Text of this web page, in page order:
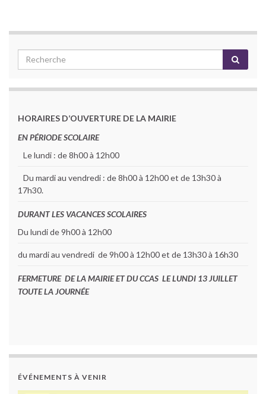
HORAIRES D’OUVERTURE DE LA MAIRIE
EN PÉRIODE SCOLAIRE
Le lundi : de 8h00 à 12h00
Du mardi au vendredi : de 8h00 à 12h00 et de 13h30 à
17h30.
DURANT LES VACANCES SCOLAIRES
Du lundi de 9h00 à 12h00
du mardi au vendredi de 9h00 à 12h00 et de 13h30 à 16h30
FERMETURE DE LA MAIRIE ET DU CCAS LE LUNDI 13 JUILLET
TOUTE LA JOURNÉE
ÉVÉNEMENTS À VENIR